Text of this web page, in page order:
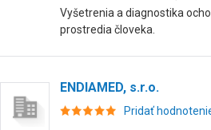
Vyšetrenia a diagnostika
prostredia človeka.
ENDIAMED, s.r.o.
Pridať